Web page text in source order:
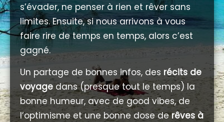
s’évader, ne penser à rien et rêver sans
limites. Ensuite, si nous arrivons à vous
faire rire de temps en temps, alors c’est
gagné.
Un partage de bonnes infos, des récits de
voyage dans (presque tout le temps) la
bonne humeur, avec de good vibes, de
l’optimisme et une bonne dose derêves à